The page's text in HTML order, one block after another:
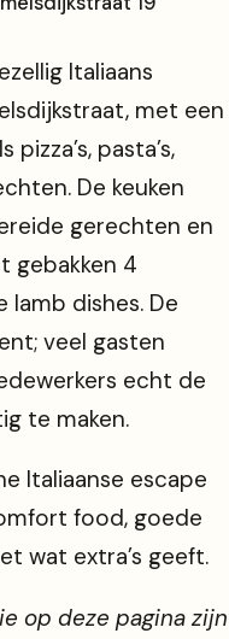
Italiaans
met een
pasta’s,
De keuken
gerechten en
gebakken 4
lamb dishes. De
veel gasten
echt de
te maken.
Italiaanse escape
food, goede
wat extra’s geeft.
op deze pagina zijn